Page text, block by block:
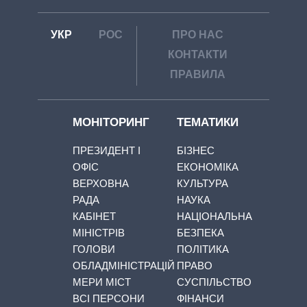
УКР РОС
ПРО НАС
КОНТАКТИ
ПРАВИЛА
МОНІТОРИНГ
ПРЕЗИДЕНТ І
ОФІС
ВЕРХОВНА
РАДА
КАБІНЕТ
МІНІСТРІВ
ГОЛОВИ
ОБЛАДМІНІСТРАЦІЙ
МЕРИ МІСТ
ВСІ ПЕРСОНИ
ТЕМАТИКИ
БІЗНЕС
ЕКОНОМІКА
КУЛЬТУРА
НАУКА
НАЦІОНАЛЬНА
БЕЗПЕКА
ПОЛІТИКА
ПРАВО
СУСПІЛЬСТВО
ФІНАНСИ